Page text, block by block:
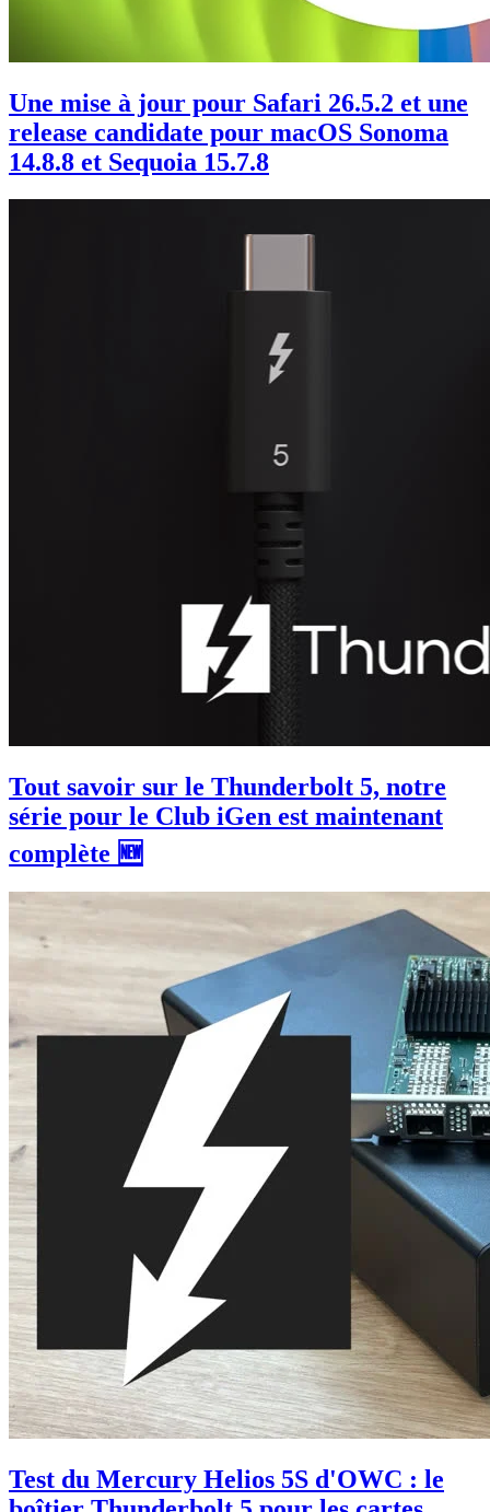
Une mise à jour pour Safari 26.5.2 et une
release candidate pour macOS Sonoma
14.8.8 et Sequoia 15.7.8
Tout savoir sur le Thunderbolt 5, notre
série pour le Club iGen est maintenant
complète 🆕
Test du Mercury Helios 5S d'OWC : le